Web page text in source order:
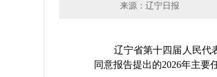
来源：辽宁日报
辽宁省第十四届人民代表
同意报告提出的2026年主要